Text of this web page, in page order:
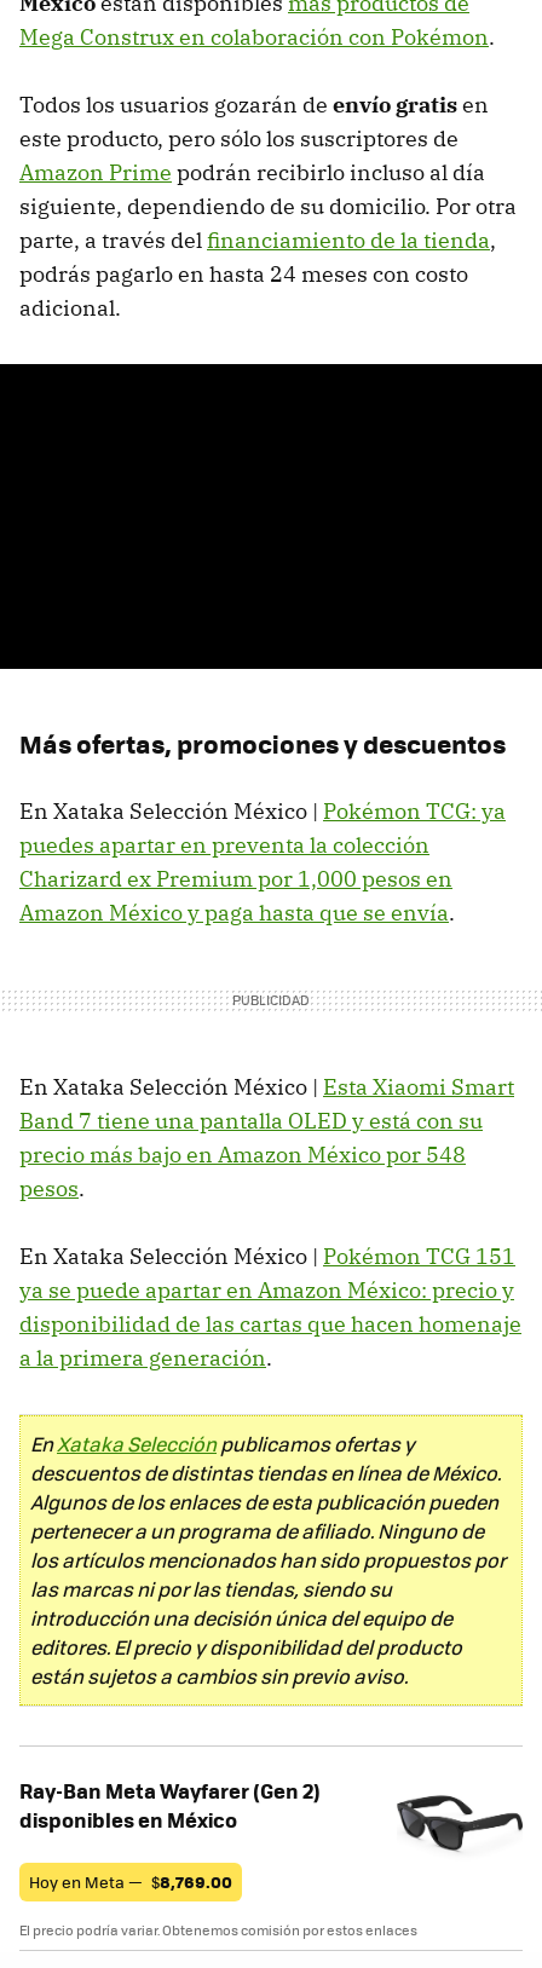
Mega Construx en colaboración con Pokémon.
Todos los usuarios gozarán de envío gratisen
este producto, pero sólo los suscriptores de
Amazon Prime podrán recibirlo incluso al día
siguiente, dependiendo de su domicilio. Por otra
parte, a través delfinanciamiento de la tienda,
podrás pagarlo en hasta 24 meses con costo
adicional.
Más ofertas, promociones y descuentos
En Xataka Selección México | Pokémon TCG: ya
puedes apartar en preventa la colección
Charizard ex Premium por 1,000 pesos en
Amazon México y paga hasta que se envía.
En Xataka Selección México | Esta Xiaomi Smart
Band 7 tiene una pantalla OLED y está con su
precio más bajo en Amazon México por 548
pesos.
En Xataka Selección México | Pokémon TCG 151
ya se puede apartar en Amazon México: precio y
disponibilidad de las cartas que hacen homenaje
a la primera generación.
EnXataka Selecciónpublicamos ofertas y
descuentos de distintas tiendas en línea de México.
Algunos de los enlaces de esta publicación pueden
pertenecer a un programa de afiliado. Ninguno de
los artículos mencionados han sido propuestos por
las marcas ni por las tiendas, siendo su
introducción una decisión única del equipo de
editores. El precio y disponibilidad del producto
están sujetos a cambios sin previo aviso.
Ray-Ban Meta Wayfarer (Gen 2)
disponibles en México
Hoy en Meta — $8,769.00
El precio podría variar. Obtenemos comisión por estos enlaces